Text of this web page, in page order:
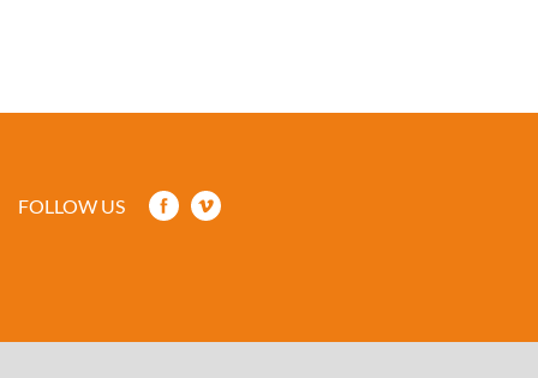
FOLLOW US